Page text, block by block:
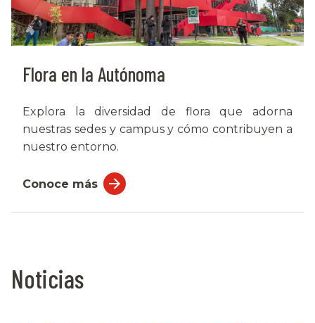
Flora en la Autónoma
Explora la diversidad de flora que adorna
nuestras sedes y campus y cómo contribuyen a
nuestro entorno.
Conoce más
Noticias